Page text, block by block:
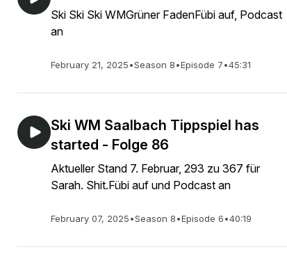
Ski Ski Ski WMGrüner FadenFübi auf, Podcast
an
February 21, 2025•Season 8•Episode 7•45:31
Ski WM Saalbach Tippspiel has
started - Folge 86
Aktueller Stand 7. Februar, 293 zu 367 für
Sarah. Shit.Fübi auf und Podcast an
February 07, 2025•Season 8•Episode 6•40:19